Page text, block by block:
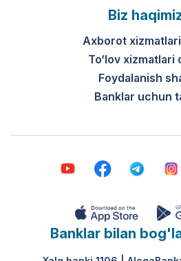
Biz
Axborot
To‘lov xizmatlari
Foydalanish
Banklar uchun
Banklar bilan